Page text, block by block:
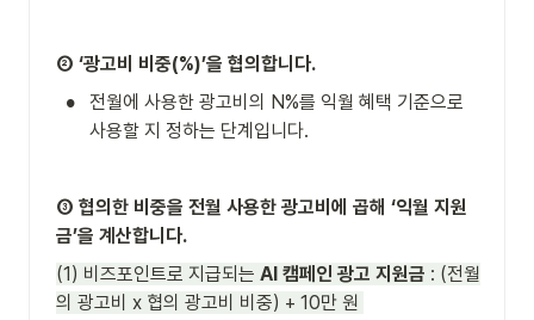
➁ ‘광고비 비중(%)’을 협의합니다.
•
전월에 사용한 광고비의 N%를 익월 혜택 기준으로
사용할 지 정하는 단계입니다.
➂ 협의한 비중을 전월 사용한 광고비에 곱해 ‘익월 지원
금’을 계산합니다.
(1) 비즈포인트로 지급되는 AI 캠페인 광고 지원금 : (전월
의 광고비 x 협의 광고비 비중) + 10만 원